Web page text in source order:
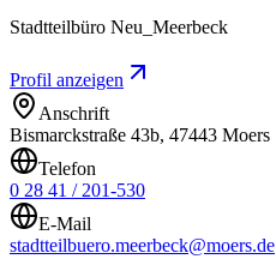
Stadtteilbüro Neu_Meerbeck
Profil anzeigen
Anschrift
Bismarckstraße 43b, 47443 Moers
Telefon
0 28 41 / 201-530
E-Mail
stadtteilbuero.meerbeck@moers.de